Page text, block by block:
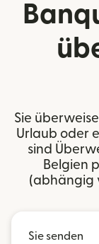
Sie
Urlaub oder
sind
Belgien
(abhängig
Sie senden